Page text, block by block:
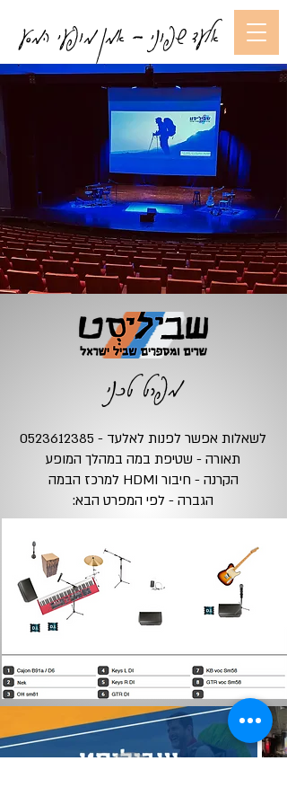
אלעד שפוני - אמן מופעי המסע
מפרט טכני
לשאלות אפשר לפנות לאלעד - 0523612385
תאורה - שטיפת במה במהלך המופע
הקרנה - חיבור HDMI למרכז הבמה
הגברה - לפי המפרט הבא: